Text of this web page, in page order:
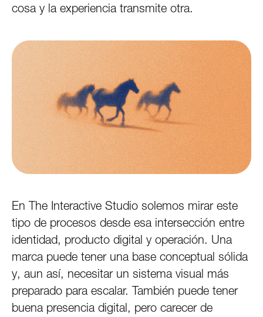
cosa y la experiencia transmite otra.
En The Interactive Studio solemos mirar este
tipo de procesos desde esa intersección entre
identidad, producto digital y operación. Una
marca puede tener una base conceptual sólida
y, aun así, necesitar un sistema visual más
preparado para escalar. También puede tener
buena presencia digital, pero carecer de